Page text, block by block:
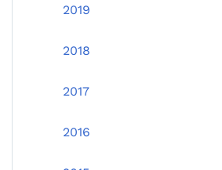
2019
2018
2017
2016